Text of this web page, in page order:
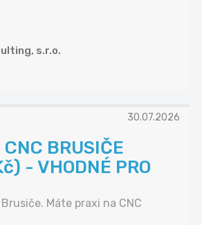
s.r.o.
30.07.2026
BRUSIČE
- VHODNÉ PRO
Máte praxi na CNC